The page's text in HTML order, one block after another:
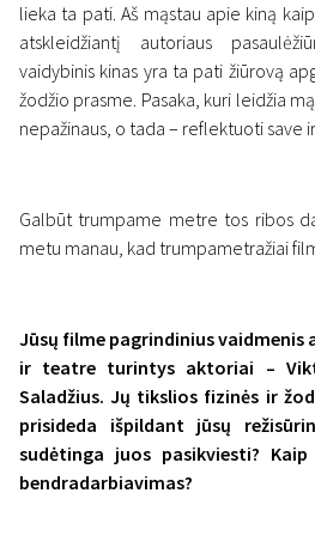
lieka ta pati. Aš mąstau apie kiną
atskleidžiantį autoriaus
vaidybinis kinas yra ta pati žiūrovą
žodžio prasme. Pasaka, kuri leidžia
nepažinaus, o tada – reflektuoti save
Galbūt trumpame metre tos ribos
metu manau, kad trumpametražiai
Jūsų filme pagrindinius
ir teatre turintys aktoriai –
Saladžius. Jų tikslios fizinės ir
prisideda išpildant jūsų
sudėtinga juos pasikviesti?
bendradarbiavimas?